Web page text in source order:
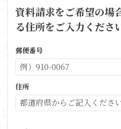
資料請求をご希望の場
る住所をご入力くださ
郵便番号
住所